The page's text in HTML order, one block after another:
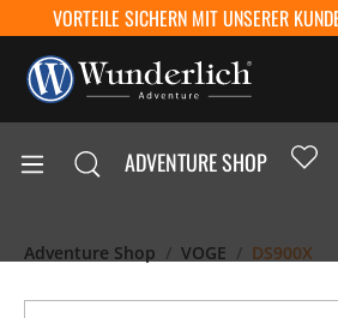
VORTEILE SICHERN MIT UNSERER
ADVENTURE SHOP
Adventure Shop VOGE DS900X